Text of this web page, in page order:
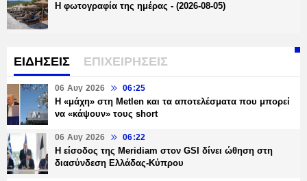
Η φωτογραφία της ημέρας - (2026-08-05)
ΕΙΔΗΣΕΙΣ ΕΠΙΧΕΙΡΗΣΕΙΣ
06 Αυγ 2026 06:25
H «μάχη» στη Metlen και τα αποτελέσματα που μπορεί
να «κάψουν» τους short
06 Αυγ 2026 06:22
Η είσοδος της Meridiam στον GSI δίνει ώθηση στη
διασύνδεση Ελλάδας-Κύπρου